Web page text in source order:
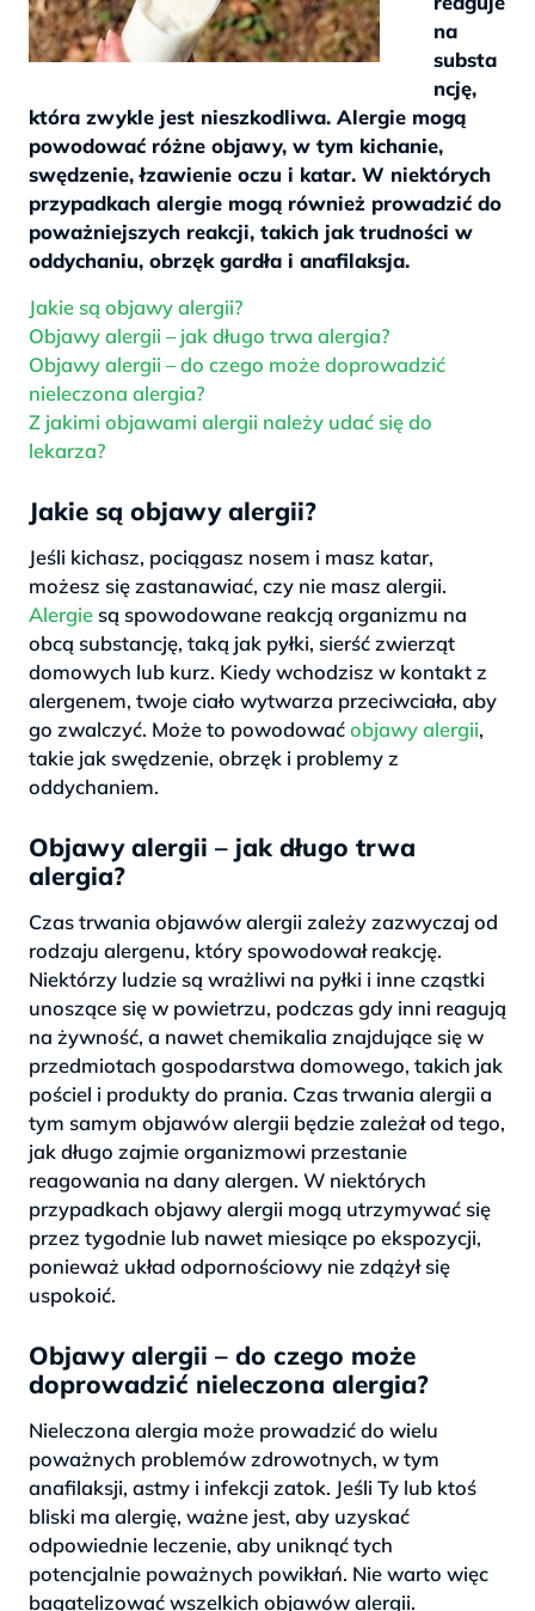
na
substa
ncję,
która zwykle jest nieszkodliwa. Alergie mogą
powodować różne objawy, w tym kichanie,
swędzenie, łzawienie oczu i katar. W niektórych
przypadkach alergie mogą również prowadzić do
poważniejszych reakcji, takich jak trudności w
oddychaniu, obrzęk gardła i anafilaksja.
Jakie są objawy alergii?
Objawy alergii – jak długo trwa alergia?
Objawy alergii – do czego może doprowadzić
nieleczona alergia?
Z jakimi objawami alergii należy udać się do
lekarza?
Jakie są objawy alergii?
Jeśli kichasz, pociągasz nosem i masz katar,
możesz się zastanawiać, czy nie masz alergii.
Alergie są spowodowane reakcją organizmu na
obcą substancję, taką jak pyłki, sierść zwierząt
domowych lub kurz. Kiedy wchodzisz w kontakt z
alergenem, twoje ciało wytwarza przeciwciała, aby
go zwalczyć. Może to powodowaćobjawy alergii,
takie jak swędzenie, obrzęk i problemy z
oddychaniem.
Objawy alergii – jak długo trwa
alergia?
Czas trwania objawów alergii zależy zazwyczaj od
rodzaju alergenu, który spowodował reakcję.
Niektórzy ludzie są wrażliwi na pyłki i inne cząstki
unoszące się w powietrzu, podczas gdy inni reagują
na żywność, a nawet chemikalia znajdujące się w
przedmiotach gospodarstwa domowego, takich jak
pościel i produkty do prania. Czas trwania alergii a
tym samym objawów alergii będzie zależał od tego,
jak długo zajmie organizmowi przestanie
reagowania na dany alergen. W niektórych
przypadkach objawy alergii mogą utrzymywać się
przez tygodnie lub nawet miesiące po ekspozycji,
ponieważ układ odpornościowy nie zdążył się
uspokoić.
Objawy alergii – do czego może
doprowadzić nieleczona alergia?
Nieleczona alergia może prowadzić do wielu
poważnych problemów zdrowotnych, w tym
anafilaksji, astmy i infekcji zatok. Jeśli Ty lub ktoś
bliski ma alergię, ważne jest, aby uzyskać
odpowiednie leczenie, aby uniknąć tych
potencjalnie poważnych powikłań. Nie warto więc
bagatelizować wszelkich objawów alergii.